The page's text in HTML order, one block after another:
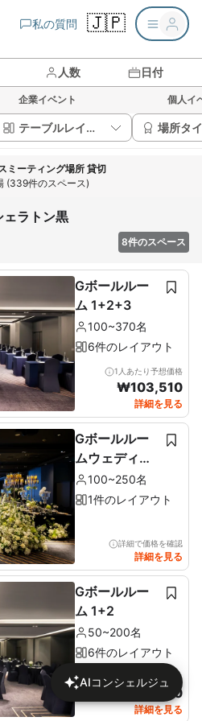
私の質問 🇯🇵
人数 日付
企業イベント 個人イ
テーブルレイアウト 場所タ
ミーティング場所 貸切
(339件のスペース)
ェラトン黒
8件のスペース
Gボールルー
ム 1+2+3
100~370名
6件のレイアウト
1人あたり予想価格
₩103,510
詳細を見る
Gボールルー
ムウェディン
グ100~250名
1件のレイアウト
詳細で価格を確認
詳細を見る
Gボールルー
ム 1+2
50~200名
6件のレイアウト
1人あたり予想価格
113,430
詳細を見る
AIコンシェルジュ